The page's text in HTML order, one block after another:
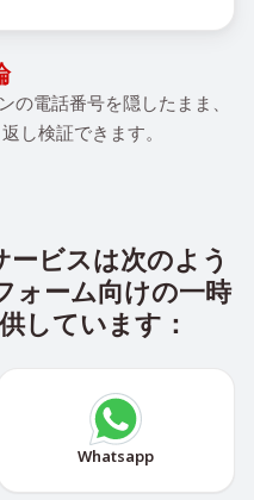
の電話番号を隠したまま、
し検証できます。
ビスは次のよう
ォーム向けの一時
しています：
Whatsapp